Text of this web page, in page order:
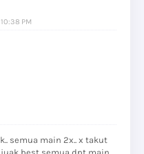
PM
semua main 2x.. x takut